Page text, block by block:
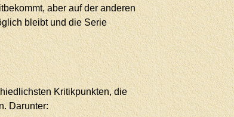
aber auf der anderen
bleibt und die Serie
Kritikpunkten, die
Darunter: